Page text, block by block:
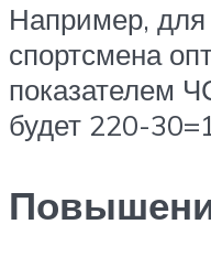
Например, для
спортсмена
показателем
будет 220-